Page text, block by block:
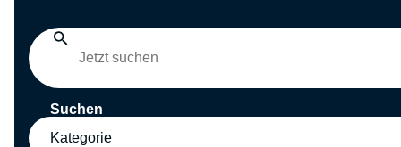
Suchen
Kategorie